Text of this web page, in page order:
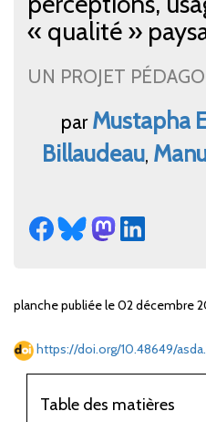
« qualité »
UN PROJET
par Mustapha
Billaudeau,
planche publiée le 02 décembre
https://doi.org/10.48649/
Table des matières